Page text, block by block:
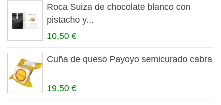
Roca Suiza de chocolate blanco con
pistacho y...
10,50 €
Cuña de queso Payoyo semicurado cabra
19,50 €